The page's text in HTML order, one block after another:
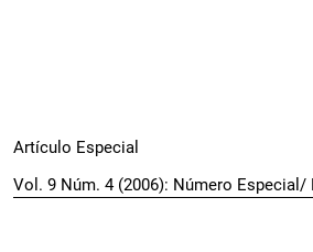
Artículo Especial
Vol. 9 Núm. 4 (2006): Número Especial/